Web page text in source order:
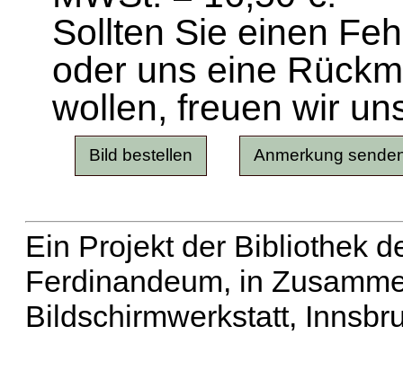
Sollten Sie einen
oder uns eine
wollen, freuen wir
Ein Projekt der Bibliothek
Ferdinandeum, in
Bildschirmwerkstatt,